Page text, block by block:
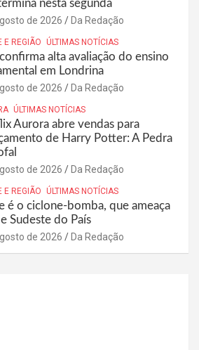
nesta segunda
de 2026 Da Redação
E REGIÃO ÚLTIMAS NOTÍCIAS
alta avaliação do ensino
em Londrina
de 2026 Da Redação
ÚLTIMAS NOTÍCIAS
Aurora abre vendas para
de Harry Potter: A Pedra
de 2026 Da Redação
E REGIÃO ÚLTIMAS NOTÍCIAS
é o ciclone-bomba, que ameaça
Sudeste do País
de 2026 Da Redação